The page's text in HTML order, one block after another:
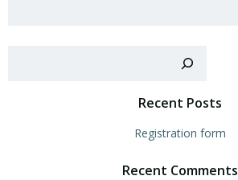
Recent Posts
Registration form
Recent Comments